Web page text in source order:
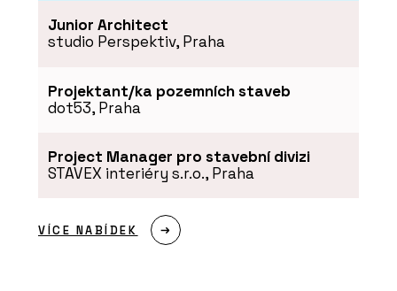
ARCHITECT@WORK
Junior Architect
studio Perspektiv, Praha
Projektant/ka pozemních staveb
dot53, Praha
Project Manager pro stavební divizi
STAVEX interiéry s.r.o., Praha
VÍCE NABÍDEK